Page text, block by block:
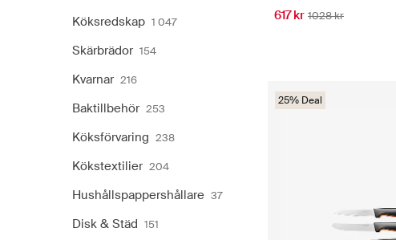
Köksredskap 1 047
Skärbrädor 154
Kvarnar 216
Baktillbehör 253
Köksförvaring 238
Kökstextilier 204
Hushållspappershållare 37
Disk & Städ 151
617 kr 1028 kr
25% Deal